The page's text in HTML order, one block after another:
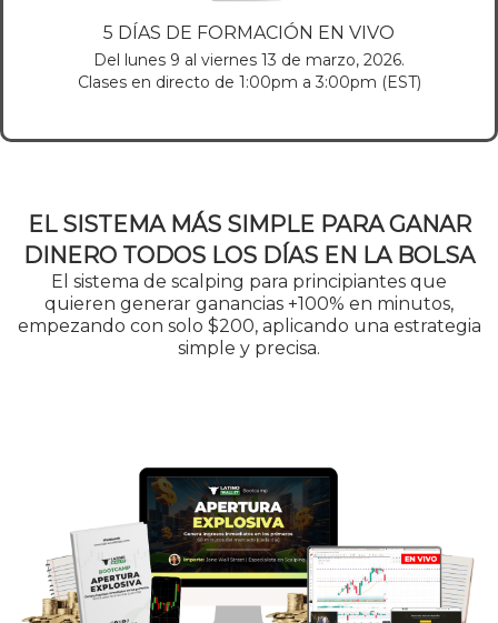
5 DÍAS DE FORMACIÓN EN VIVO
Del lunes 9 al viernes 13 de marzo, 2026.
Clases en directo de 1:00pm a 3:00pm (EST)
EL SISTEMA MÁS SIMPLE PARA GANAR
DINERO TODOS LOS DÍAS EN LA BOLSA
El sistema de scalping para principiantes que
quieren generar ganancias +100% en minutos,
empezando con solo $200, aplicando una estrategia
simple y precisa.